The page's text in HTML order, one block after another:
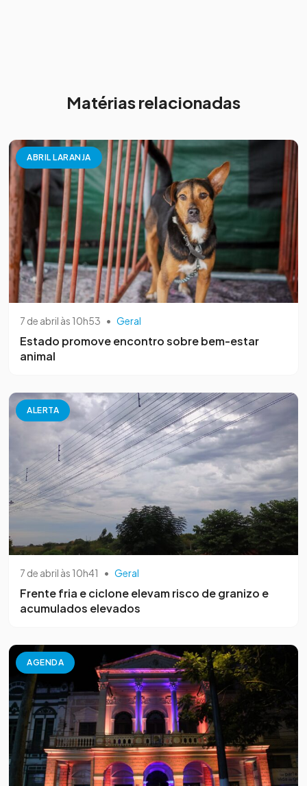
Matérias relacionadas
ABRIL LARANJA
7 de abril às 10h53 • Geral
Estado promove encontro sobre bem-estar
animal
ALERTA
7 de abril às 10h41 • Geral
Frente fria e ciclone elevam risco de granizo e
acumulados elevados
AGENDA